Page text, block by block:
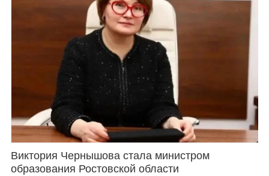
Объявления
Каталог
Виктория Чернышова стала министром
образования Ростовской области